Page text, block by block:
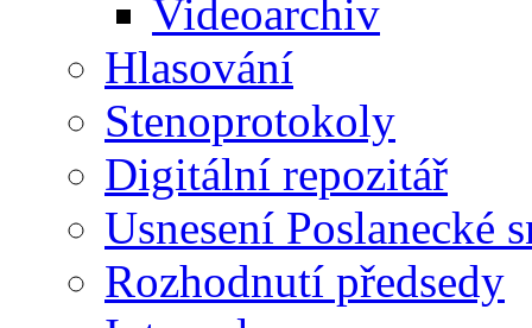
Videoarchiv
Hlasování
Stenoprotokoly
Digitální repozitář
Usnesení Poslanecké
Rozhodnutí předsedy